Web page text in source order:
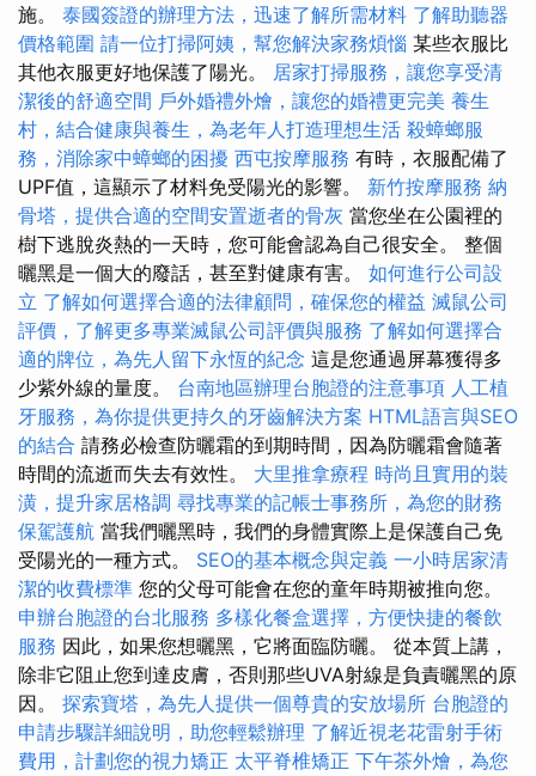
施。 泰國簽證的辦理方法，迅速了解所需材料 了解助聽器
價格範圍 請一位打掃阿姨，幫您解決家務煩惱 某些衣服比
其他衣服更好地保護了陽光。 居家打掃服務，讓您享受清
潔後的舒適空間 戶外婚禮外燴，讓您的婚禮更完美 養生
村，結合健康與養生，為老年人打造理想生活 殺蟑螂服
務，消除家中蟑螂的困擾 西屯按摩服務 有時，衣服配備了
UPF值，這顯示了材料免受陽光的影響。 新竹按摩服務 納
骨塔，提供合適的空間安置逝者的骨灰 當您坐在公園裡的
樹下逃脫炎熱的一天時，您可能會認為自己很安全。 整個
曬黑是一個大的廢話，甚至對健康有害。 如何進行公司設
立 了解如何選擇合適的法律顧問，確保您的權益 滅鼠公司
評價，了解更多專業滅鼠公司評價與服務 了解如何選擇合
適的牌位，為先人留下永恆的紀念 這是您通過屏幕獲得多
少紫外線的量度。 台南地區辦理台胞證的注意事項 人工植
牙服務，為你提供更持久的牙齒解決方案 HTML語言與SEO
的結合 請務必檢查防曬霜的到期時間，因為防曬霜會隨著
時間的流逝而失去有效性。 大里推拿療程 時尚且實用的裝
潢，提升家居格調 尋找專業的記帳士事務所，為您的財務
保駕護航 當我們曬黑時，我們的身體實際上是保護自己免
受陽光的一種方式。 SEO的基本概念與定義 一小時居家清
潔的收費標準 您的父母可能會在您的童年時期被推向您。
申辦台胞證的台北服務 多樣化餐盒選擇，方便快捷的餐飲
服務 因此，如果您想曬黑，它將面臨防曬。 從本質上講，
除非它阻止您到達皮膚，否則那些UVA射線是負責曬黑的原
因。 探索寶塔，為先人提供一個尊貴的安放場所 台胞證的
申請步驟詳細說明，助您輕鬆辦理 了解近視老花雷射手術
費用，計劃您的視力矯正 太平脊椎矯正 下午茶外燴，為您